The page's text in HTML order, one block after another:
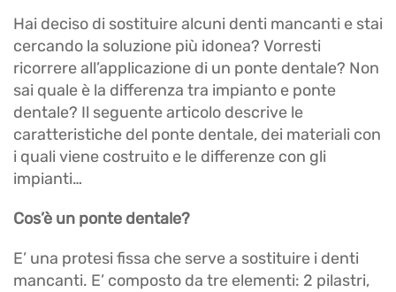
Hai deciso di sostituire alcuni denti mancanti e stai
cercando la soluzione più idonea? Vorresti
ricorrere all’applicazione di un ponte dentale? Non
sai quale è la differenza tra impianto e ponte
dentale? Il seguente articolo descrive le
caratteristiche del ponte dentale, dei materiali con
i quali viene costruito e le differenze con gli
impianti…
Cos’è un ponte dentale?
E’ una protesi fissa che serve a sostituire i denti
mancanti. E’ composto da tre elementi: 2 pilastri,